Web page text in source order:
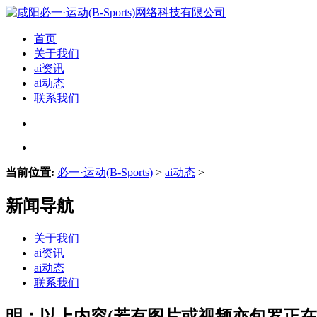
首页
关于我们
ai资讯
ai动态
联系我们
当前位置: 必一·运动(B-Sports) > ai动态 >
新闻导航
关于我们
ai资讯
ai动态
联系我们